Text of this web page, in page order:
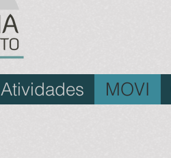
Atividades MOVI